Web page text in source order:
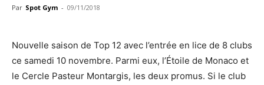
Par Spot Gym - 09/11/2018
Nouvelle saison de Top 12 avec l’entrée en lice de 8 clubs
ce samedi 10 novembre. Parmi eux, l’Étoile de Monaco et
le Cercle Pasteur Montargis, les deux promus. Si le club